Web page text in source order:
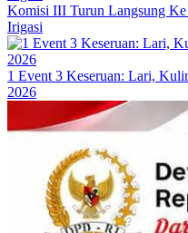
Komisi III Turun Langsung Ke
Irigasi
1 Event 3 Keseruan: Lari,
2026